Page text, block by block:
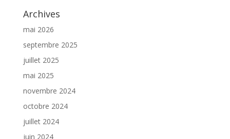
Archives
mai 2026
septembre 2025
juillet 2025
mai 2025
novembre 2024
octobre 2024
juillet 2024
juin 2024